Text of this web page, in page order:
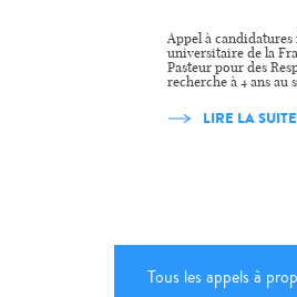
Appel à
universitaire de la
Pasteur pour des
recherche à 4 ans
LIRE LA
Tous les appels à